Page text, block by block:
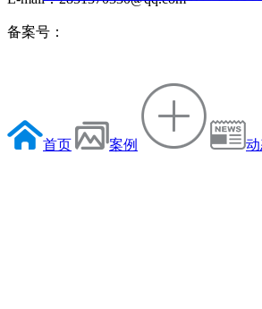
备案号：
首页 案例